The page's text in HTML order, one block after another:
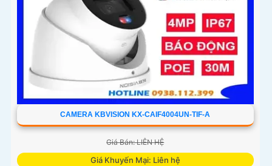
CAMERA KBVISION KX-CAIF4004UN-TIF-A
Giá Bán: LIÊN HỆ
Giá Khuyến Mại: Liên hệ